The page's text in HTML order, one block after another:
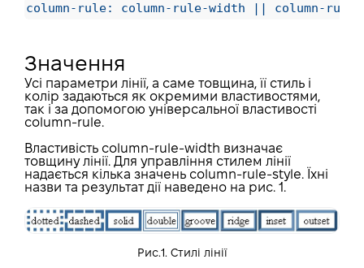
column-rule: column-rule-width || column-
Значення
Усі параметри лінії, а саме товщина, її стиль і
колір задаються як окремими властивостями,
так і за допомогою універсальної властивості
column-rule.
Властивість column-rule-width визначає
товщину лінії. Для управління стилем лінії
надається кілька значень column-rule-style. Їхні
назви та результат дії наведено на рис. 1.
Рис.1. Стилі лінії